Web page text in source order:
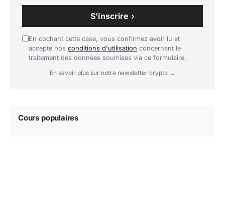
S'inscrire ›
En cochant cette case, vous confirmez avoir lu et
accepté nos conditions d'utilisation concernant le
traitement des données soumises via ce formulaire.
En savoir plus sur notre newsletter crypto →
Cours populaires